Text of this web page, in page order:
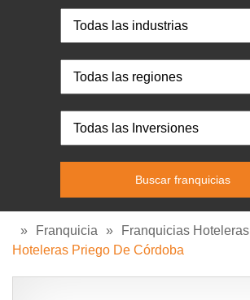
» Franquicia » Franquicias Hoteleras
Hoteleras Priego De Córdoba